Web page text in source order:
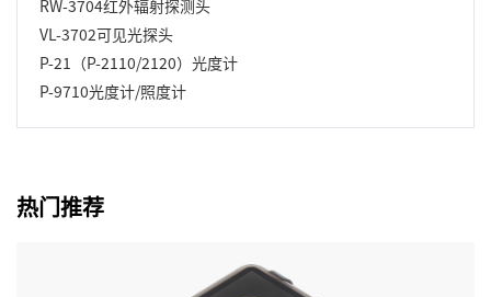
RW-3704红外辐射探测头
VL-3702可见光探头
P-21（P-2110/2120）光度计
P-9710光度计/照度计
热门推荐